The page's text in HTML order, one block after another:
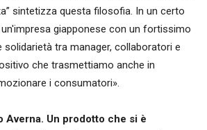
sintetizza questa filosofia. In un certo
giapponese con un fortissimo
solidarietà tra manager, collaboratori e
che trasmettiamo anche in
i consumatori».
Averna. Un prodotto che si è